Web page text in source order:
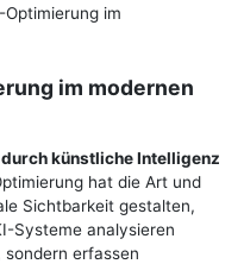
im
im modernen
künstliche Intelligenz
hat die Art und
Sichtbarkeit gestalten,
Systeme analysieren
erfassen